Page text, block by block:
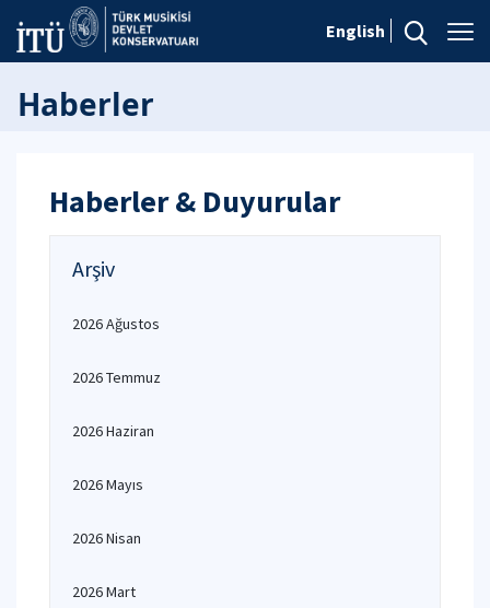
English
Haberler
Haberler & Duyurular
Arşiv
2026 Ağustos
2026 Temmuz
2026 Haziran
2026 Mayıs
2026 Nisan
2026 Mart